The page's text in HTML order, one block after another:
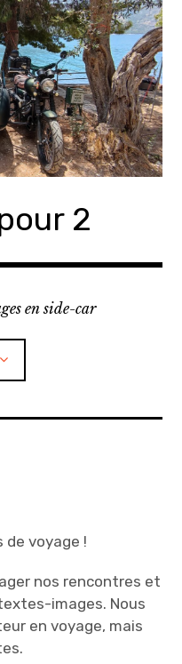
2
en side-car
de voyage !
nos rencontres et
images. Nous
en voyage, mais